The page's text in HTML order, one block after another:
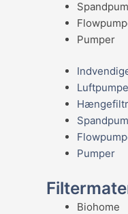
Pumper
Pumper
Biohome